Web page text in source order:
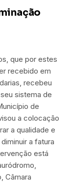
que por estes
recebido em
recebeu
sistema de
de
a colocação
a qualidade e
a fatura
está
Câmara